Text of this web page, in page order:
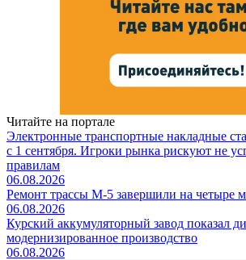
Читайте на портале
Электронные транспортные накладные
с 1 сентября. Игроки рынка рискуют не
правилам
06.08.2026
Ремонт трассы М-5 завершили на четыре
06.08.2026
Курский аккумуляторный завод показал
модернизированное производство
06.08.2026